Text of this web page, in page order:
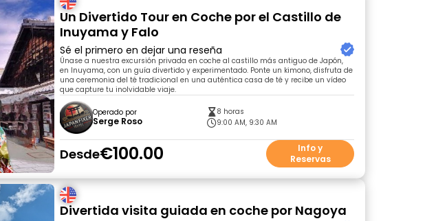
Un Divertido Tour en Coche por el Castillo de
Inuyama y Falo
Sé el primero en dejar una reseña
Únase a nuestra excursión privada en coche al castillo más antiguo de Japón,
en Inuyama, con un guía divertido y experimentado. Ponte un kimono, disfruta de
una ceremonia del té tradicional en una auténtica casa de té y recibe un vídeo
que capture tu inolvidable viaje.
Operado por
Serge Roso
8 horas
9:00 AM, 9:30 AM
Desde€100.00
Info y
Reservas
Divertida visita guiada en coche por Nagoya